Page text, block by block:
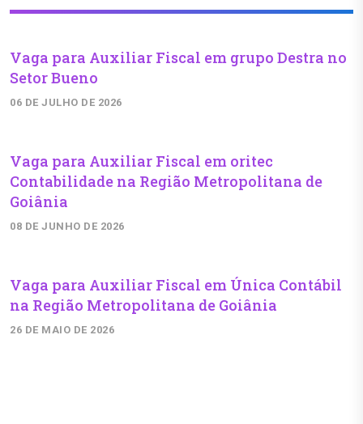
Vaga para Auxiliar Fiscal em grupo Destra no
Setor Bueno
06 DE JULHO DE 2026
Vaga para Auxiliar Fiscal em oritec
Contabilidade na Região Metropolitana de
Goiânia
08 DE JUNHO DE 2026
Vaga para Auxiliar Fiscal em Única Contábil
na Região Metropolitana de Goiânia
26 DE MAIO DE 2026